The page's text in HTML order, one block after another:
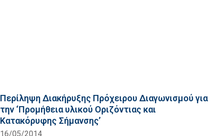
Περίληψη Διακήρυξης Πρόχειρου Διαγωνισμού για
την ‘Προμήθεια υλικού Οριζόντιας και
Κατακόρυφης Σήμανσης’
16/05/2014